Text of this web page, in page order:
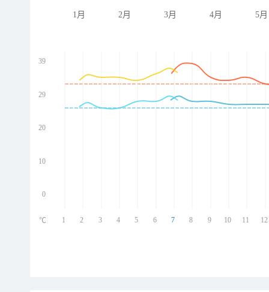
1月 2月 3月 4月 5月
39
29
20
10
0
1 2 3 4 5 6 7 8 9 10 11 12
℃